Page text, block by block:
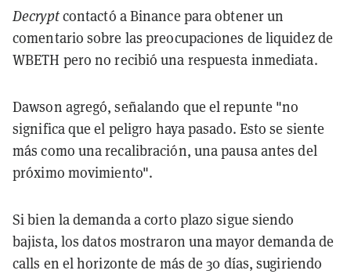
Decryptcontactó a Binance para obtener un
comentario sobre las preocupaciones de liquidez de
WBETH pero no recibió una respuesta inmediata.
Dawson agregó, señalando que el repunte "no
significa que el peligro haya pasado. Esto se siente
más como una recalibración, una pausa antes del
próximo movimiento".
Si bien la demanda a corto plazo sigue siendo
bajista, los datos mostraron una mayor demanda de
calls en el horizonte de más de 30 días, sugiriendo